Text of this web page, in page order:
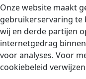
Onze website maakt
gebruikerservaring te
wij en derde partijen
internetgedrag
voor analyses. Voor
cookiebeleid